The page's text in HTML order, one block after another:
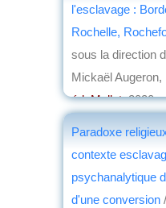
l'esclavage :
Rochelle,
sous la direction
Mickaël
éd. Mollat, 2020
Paradoxe
contexte
psychanalytique
d'une conversion